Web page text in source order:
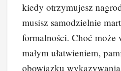
kiedy otrzymujesz
musisz samodzielnie
formalności. Choć może
małym ułatwieniem,
obowiązku